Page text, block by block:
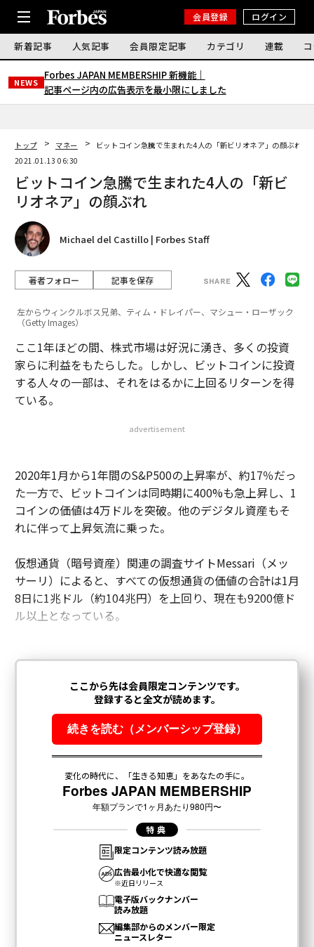
会員登録 ログイン
新着記事 人気記事 会員限定記事 カテゴリ 連載
NEWS
Forbes JAPAN MEMBERSHIP 新機能｜
記事ページ内の広告表示を最小限にしました
トップ マネー
ビットコイン急騰で生まれた4人の「新ビリオネア」の顔ぶれ
2021.01.13 06:30
ビットコイン急騰で生まれた4人の「新ビ
リオネア」の顔ぶれ
Michael del Castillo | Forbes Staff
著者フォロー 記事を保存
左からウィンクルボス兄弟、ティム・ドレイパー、マシュー・ローザック
（Getty Images）
ここ1年ほどの間、株式市場は好況に湧き、多くの投資
家らに利益をもたらした。しかし、ビットコインに投資
する人々の一部は、それをはるかに上回るリターンを得
ている。
advertisement
2020年1月から1年間のS&P500の上昇率が、約17％だっ
た一方で、ビットコインは同時期に400%も急上昇し、1
コインの価値は4万ドルを突破。他のデジタル資産もそ
れに伴って上昇気流に乗った。
仮想通貨（暗号資産）関連の調査サイトMessari（メッ
サーリ）によると、すべての仮想通貨の価値の合計は1月
8日に1兆ドル（約104兆円）を上回り、現在も9200億ド
ル以上となっている。